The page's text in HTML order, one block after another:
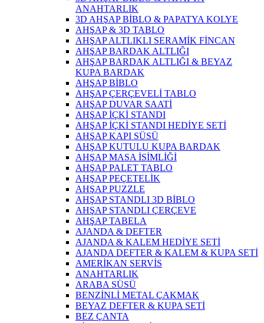
ANAHTARLIK
3D AHŞAP BİBLO & PAPATYA KOLYE
AHŞAP & 3D TABLO
AHŞAP ALTLIKLI SERAMİK FİNCAN
AHŞAP BARDAK ALTLIĞI
AHŞAP BARDAK ALTLIĞI & BEYAZ
KUPA BARDAK
AHŞAP BİBLO
AHŞAP ÇERÇEVELİ TABLO
AHŞAP DUVAR SAATİ
AHŞAP İÇKİ STANDI
AHŞAP İÇKİ STANDI HEDİYE SETİ
AHŞAP KAPI SÜSÜ
AHŞAP KUTULU KUPA BARDAK
AHŞAP MASA İSİMLİĞİ
AHŞAP PALET TABLO
AHŞAP PEÇETELİK
AHŞAP PUZZLE
AHŞAP STANDLI 3D BİBLO
AHŞAP STANDLI ÇERÇEVE
AHŞAP TABELA
AJANDA & DEFTER
AJANDA & KALEM HEDİYE SETİ
AJANDA DEFTER & KALEM & KUPA SETİ
AMERİKAN SERVİS
ANAHTARLIK
ARABA SÜSÜ
BENZİNLİ METAL ÇAKMAK
BEYAZ DEFTER & KUPA SETİ
BEZ ÇANTA